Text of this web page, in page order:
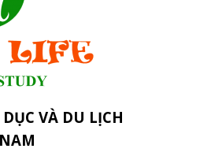
VÀ DU LỊCH